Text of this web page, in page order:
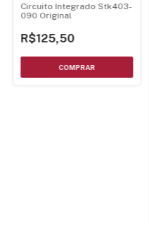
Circuito Integrado Stk403-
090 Original
R$125,50